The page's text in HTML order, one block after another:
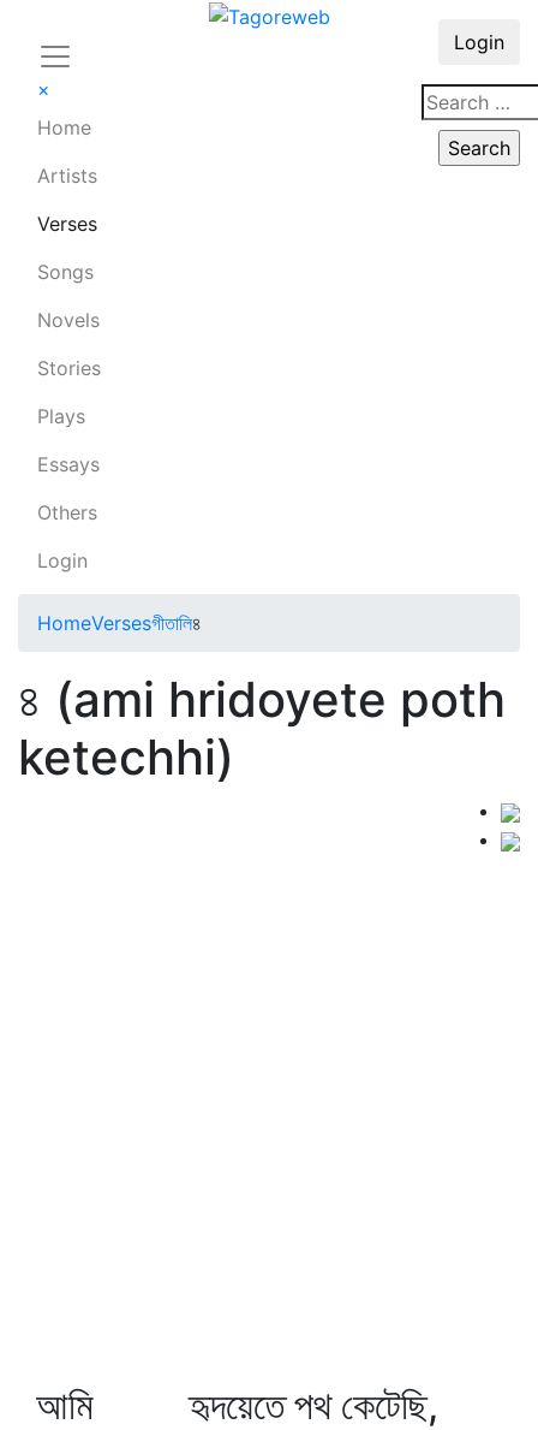
×
Home
Artists
Verses
Songs
Novels
Stories
Plays
Essays
Others
Login
Login
HomeVersesগীতালি৪
৪ (ami hridoyete poth
ketechhi)
আমি হৃদয়েতে পথ কেটেছি,